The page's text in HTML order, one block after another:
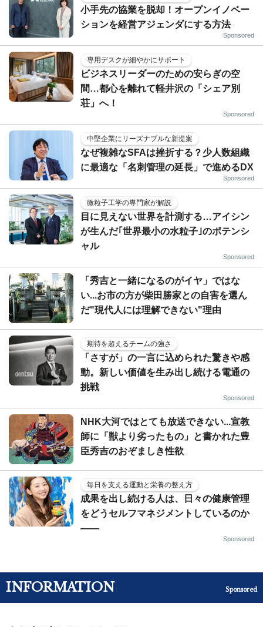
小手先の協業を脱却！オープンイノベー
ションを経営アジェンダにする方法
Sponsored
専用デスクが細やかにサポート
ビジネスリーダーのための安らぎの空
間…都心を離れて軽井沢の「シェア別
荘」へ！
Sponsored
中堅企業にリーズナブルな新提案
なぜ複雑なSFAは挫折する？少人数組織
に最適な「名刺管理の延長」で進めるDX
Sponsored
微粒子工学の専門家が解説
目に見えない世界を計測する…アイシン
が生んだ｢世界最小の水粒子｣のポテンシ
ャル
Sponsored
「秀吉と一緒になるのがイヤ」ではな
い...お市の方が柴田勝家との自害を選ん
だ"現代人には理解できない"理由
期待を超えるチームの強さ
「さすが」の一言に込められた驚きや感
動。新しい価値を生み出し続ける電通の
挑戦
Sponsored
NHK大河ではとても放送できない...宣教
師に「獣より劣ったもの」と書かれた豊
臣秀吉のおぞましき性欲
毎日を支える運動と栄養の整え方
成果を出し続ける人は、日々の健康管理
をどうセルフマネジメントしているのか
——
Sponsored
INFORMATION Sponsored